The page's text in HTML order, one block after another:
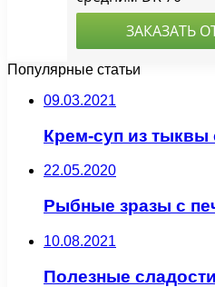
Популярные статьи
09.03.2021
Крем-суп из тыквы
22.05.2020
Рыбные зразы с
10.08.2021
Полезные сладости